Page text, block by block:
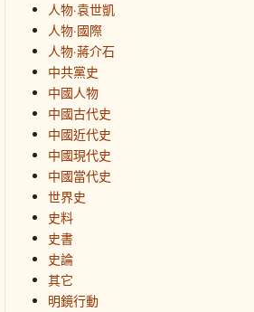
人物·袁世凱
人物·國際
人物·蔣介石
中共黨史
中國人物
中國古代史
中國近代史
中國現代史
中國當代史
世界史
史料
史書
史論
其它
明鏡行動